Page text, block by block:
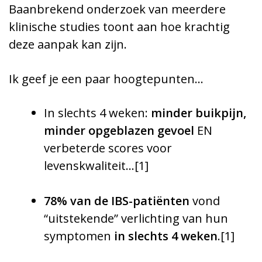
Baanbrekend onderzoek van meerdere
klinische studies toont aan hoe krachtig
deze aanpak kan zijn.
Ik geef je een paar hoogtepunten…
In slechts 4 weken: minder buikpijn,
minder opgeblazen gevoel EN
verbeterde scores voor
levenskwaliteit…[1]
78% van de IBS-patiënten vond
“uitstekende” verlichting van hun
symptomen in slechts 4 weken.[1]